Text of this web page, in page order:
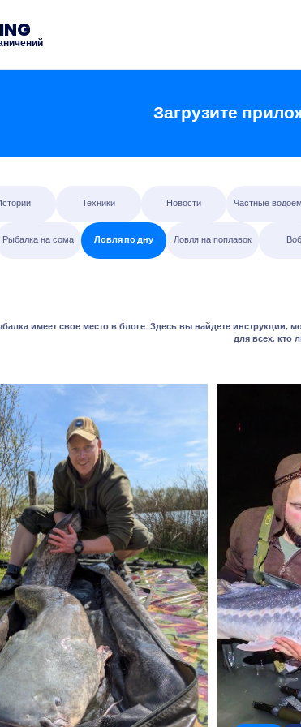
Загрузите
Техники Новости Частные
Рыбалка на сома Ловля по дну Ловля на поплавок
имеет свое место в блоге. Здесь вы найдете
для всех, кто